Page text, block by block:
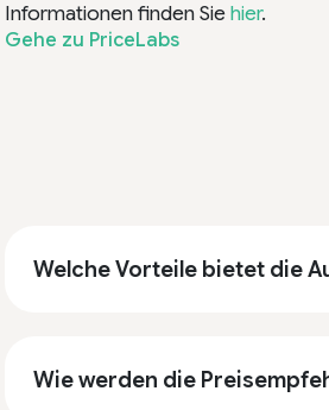
Informationen finden Siehier.
Gehe zu PriceLabs
Welche Vorteile bietet die
Wie werden die